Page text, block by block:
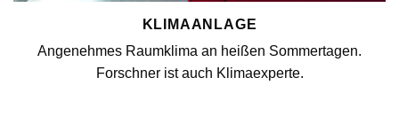
KLIMAANLAGE
Angenehmes Raumklima an heißen Sommertagen.
Forschner ist auch Klimaexperte.